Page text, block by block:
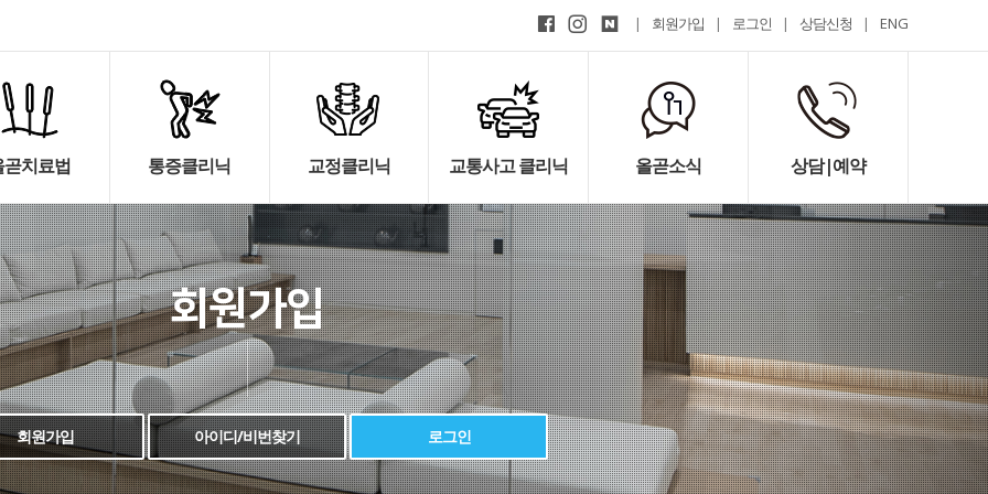
| 회원가입 | 로그인 | 상담신청 | ENG
곧치료법 통증클리닉 교정클리닉 교통사고 클리닉 올곧소식 상담|예약
회원가입
회원가입 아이디/비번찾기 로그인